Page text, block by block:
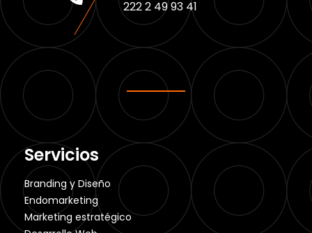
222 2 49 93 41
Servicios
Branding y Diseño
Endomarketing
Marketing estratégico